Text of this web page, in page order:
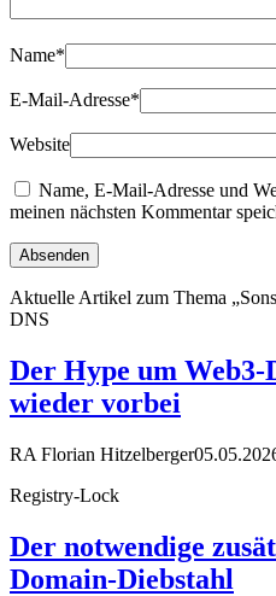
Name*
E-Mail-Adresse*
Website
Name, E-Mail-Adresse und
meinen nächsten Kommentar
Aktuelle Artikel zum Thema
DNS
Der Hype um Web3-
wieder vorbei
RA Florian Hitzelberger
Registry-Lock
Der notwendige
Domain-Diebstahl